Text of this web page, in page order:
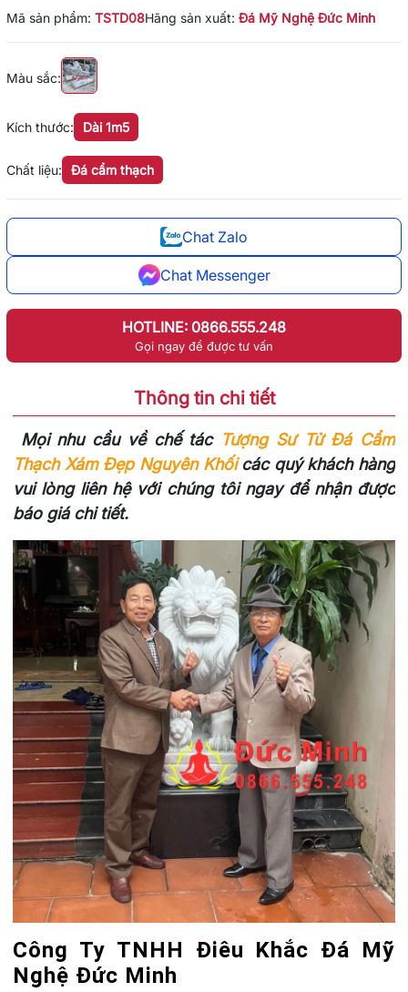
Mã sản phẩm: TSTD08Hãng sản xuất: Đá Mỹ Nghệ Đức Minh
Kích thước: Dài 1m5
Màu sắc:
Chất liệu: Đá cẩm thạch
Chat Zalo
Chat Messenger
HOTLINE: 0866.555.248
Gọi ngay để được tư vấn
Thông tin chi tiết
Mọi nhu cầu về chế tác Tượng Sư Tử Đá Cẩm
Thạch Xám Đẹp Nguyên Khốicác quý khách hàng
vui lòng liên hệ với chúng tôi ngay để nhận được
báo giá chi tiết.
Công Ty TNHH Điêu Khắc Đá Mỹ
Nghệ Đức Minh